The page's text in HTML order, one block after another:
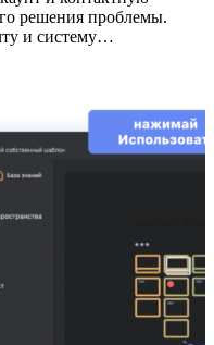
решения проблемы.
и систему…